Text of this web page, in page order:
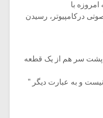
با
درکامپیوتر، رسیدن
پشت سر هم از یک قطعه
نیست و به عبارت دیگر ”